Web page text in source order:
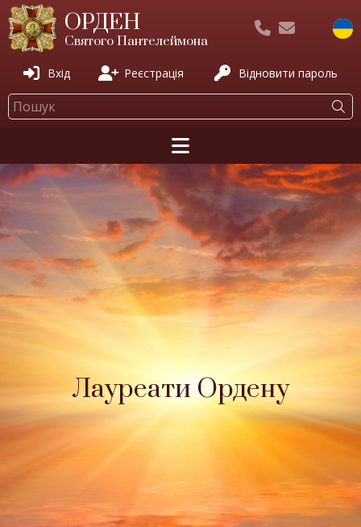
ОРДЕН
Святого Пантелеймона
Вхід Реєстрація Відновити пароль
Лауреати Ордену